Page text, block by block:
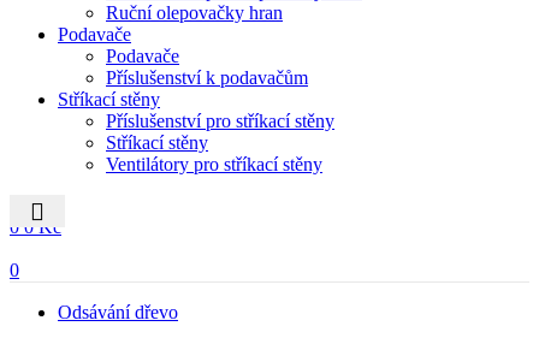
Ruční olepovačky hran
Podavače
Podavače
Příslušenství k podavačům
Stříkací stěny
Příslušenství pro stříkací stěny
Stříkací stěny
Ventilátory pro stříkací stěny
0 0Kč
0
Odsávání dřevo